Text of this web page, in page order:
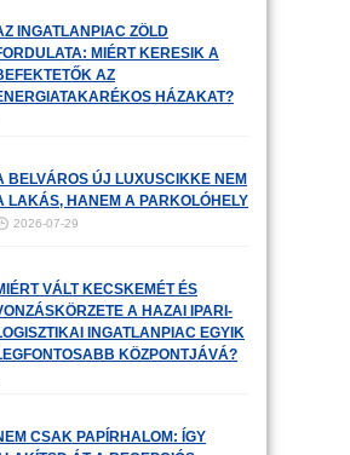
INGATLANPIAC ZÖLD
MIÉRT KERESIK A
AZ
HÁZAKAT?
BELVÁROS ÚJ LUXUSCIKKE NEM
LAKÁS, HANEM A PARKOLÓHELY
2026-07-29
VÁLT KECSKEMÉT ÉS
A HAZAI IPARI-
INGATLANPIAC EGYIK
KÖZPONTJÁVÁ?
CSAK PAPÍRHALOM: ÍGY